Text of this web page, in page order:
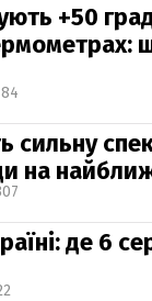
+50
сильну
на
де 6